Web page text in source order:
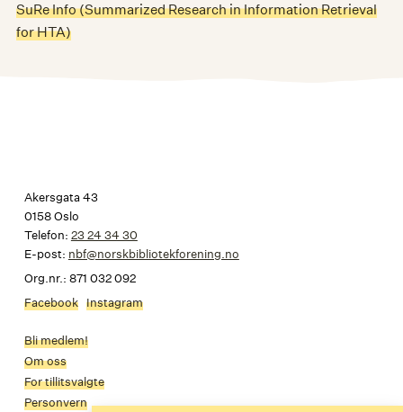
SuRe Info (Summarized Research in Information Retrieval
for HTA)
Akersgata 43
0158 Oslo
Telefon: 23 24 34 30
E-post: nbf@norskbibliotekforening.no
Org.nr.: 871 032 092
Facebook Instagram
Bli medlem!
Om oss
For tillitsvalgte
Personvern